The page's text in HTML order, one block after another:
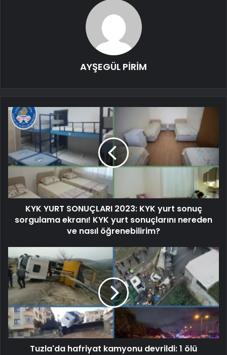
AYŞEGÜL PİRİM
KYK YURT SONUÇLARI 2023: KYK yurt sonuç
sorgulama ekranı! KYK yurt sonuçlarını nereden
ve nasıl öğrenebilirim?
Tuzla'da hafriyat kamyonu devrildi: 1 ölü